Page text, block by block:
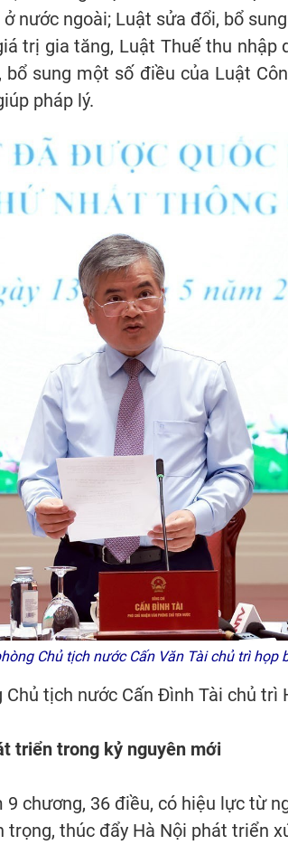
nước ngoài; Luật sửa đổi, bổ
trị gia tăng, Luật Thuế thu nhập
sung một số điều của Luật
pháp lý.
Chủ tịch nước Cấn Văn Tài chủ trì họp
tịch nước Cấn Đình Tài chủ trì
triển trong kỷ nguyên mới
chương, 36 điều, có hiệu lực từ
trọng, thúc đẩy Hà Nội phát triển